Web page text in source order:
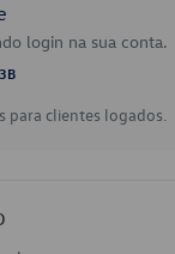
login na sua conta.
para clientes logados.